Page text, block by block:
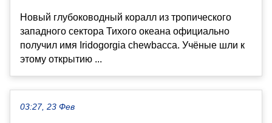
Новый глубоководный коралл из тропического
западного сектора Тихого океана официально
получил имя Iridogorgia chewbacca. Учёные шли к
этому открытию ...
03:27, 23 Фев